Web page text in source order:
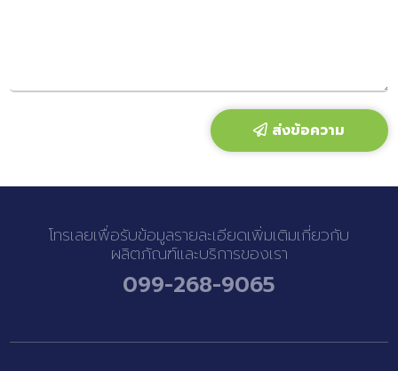
ส่งข้อความ
โทรเลยเพื่อรับข้อมูลรายละเอียดเพิ่มเติมเกี่ยวกับ
ผลิตภัณฑ์และบริการของเรา
099-268-9065